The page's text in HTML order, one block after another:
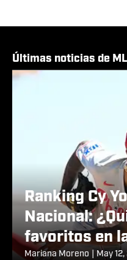
Últimas noticias de
Ranking Cy
Nacional:
favoritos en
Mariana Moreno May